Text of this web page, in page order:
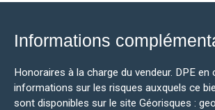
Informations
Honoraires à la charge du vendeur. DPE en
informations sur les risques auxquels ce
sont disponibles sur le site Géorisques :